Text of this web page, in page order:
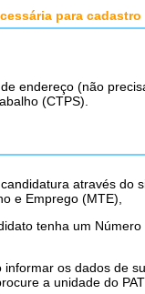
para cadastro
endereço (não
(CTPS).
através do
e Emprego (MTE),
tenha um
informar os dados de
a unidade do